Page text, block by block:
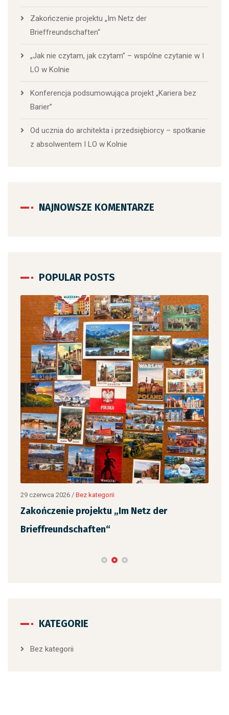
Zakończenie projektu „Im Netz der
Brieffreundschaften“
„Jak nie czytam, jak czytam” – wspólne czytanie w I
LO w Kolnie
Konferencja podsumowująca projekt „Kariera bez
Barier”
Od ucznia do architekta i przedsiębiorcy – spotkanie
z absolwentem I LO w Kolnie
NAJNOWSZE KOMENTARZE
POPULAR POSTS
29 czerwca 2026 / Bez kategorii
Zakończenie projektu „Im Netz der
Brieffreundschaften“
KATEGORIE
Bez kategorii